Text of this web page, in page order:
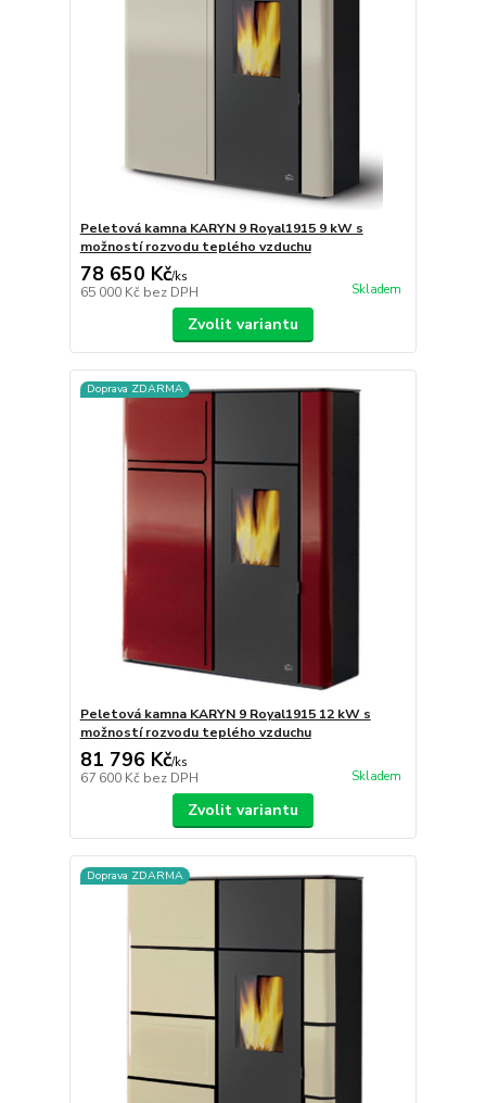
Peletová kamna KARYN 9 Royal1915 9 kW s
možností rozvodu teplého vzduchu
78 650 Kč/ks
65 000 Kč bez DPH Skladem
Zvolit variantu
Doprava ZDARMA
Peletová kamna KARYN 9 Royal1915 12 kW s
možností rozvodu teplého vzduchu
81 796 Kč/ks
67 600 Kč bez DPH Skladem
Zvolit variantu
Doprava ZDARMA